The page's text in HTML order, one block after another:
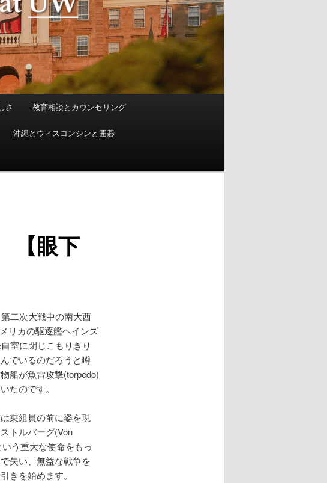
さ 教育相談とカウンセリング
沖縄とウィスコンシンと囲碁
眼下
二次大戦中の南大西
リカの駆逐艦ヘインズ
室に閉じこもりきり
でいるのだろうと噂
船が魚雷攻撃(torpedo)
たのです。
乗組員の前に姿を現
トルバーグ(Von
う重大な使命をもっ
失い、無益な戦争を
きを始めます。